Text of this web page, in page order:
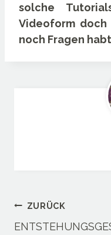
solche
Videoform
noch Fragen
ZURÜCK